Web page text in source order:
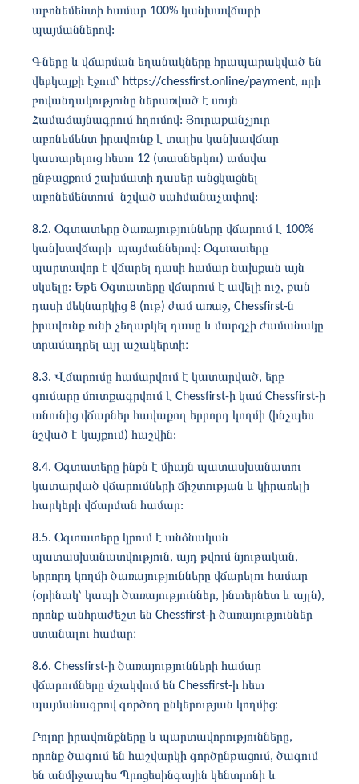
աբոնեմենտի համար 100% կանխավճարի
պայմաններով:
Գները և վճարման եղանակները հրապարակված են
վեբկայքի էջում՝ https://chessfirst.online/payment, որի
բովանդակությունը ներառված է սույն
Համաձայնագրում հղումով: Յուրաքանչյուր
աբոնեմենտ իրավունք է տալիս կանխավճար
կատարելուց հետո 12 (տասներկու) ամսվա
ընթացքում շախմատի դասեր անցկացնել
աբոնեմենտում նշված սահմանաչափով:
8.2. Օգտատերը ծառայությունները վճարում է 100%
կանխավճարի պայմաններով: Օգտատերը
պարտավոր է վճարել դասի համար նախքան այն
սկսելը: Եթե ​​Օգտատերը վճարում է ավելի ուշ, քան
դասի մեկնարկից 8 (ութ) ժամ առաջ, Chessfirst-ն
իրավունք ունի չեղարկել դասը և մարզչի ժամանակը
տրամադրել այլ աշակերտի։
8.3. Վճարումը համարվում է կատարված, երբ
գումարը մուտքագրվում է Chessfirst-ի կամ Chessfirst-ի
անունից վճարներ հավաքող երրորդ կողմի (ինչպես
նշված է կայքում) հաշվին:
8.4. Օգտատերը ինքն է միայն պատասխանատու
կատարված վճարումների ճիշտության և կիրառելի
հարկերի վճարման համար:
8.5. Օգտատերը կրում է անձնական
պատասխանատվություն, այդ թվում նյութական,
երրորդ կողմի ծառայությունները վճարելու համար
(օրինակ՝ կապի ծառայություններ, ինտերնետ և այլն),
որոնք անհրաժեշտ են Chessfirst-ի ծառայություններ
ստանալու համար։
8.6. Chessfirst-ի ծառայությունների համար
վճարումները մշակվում են Chessfirst-ի հետ
պայմանագրով գործող ընկերության կողմից։
Բոլոր իրավունքները և պարտավորությունները,
որոնք ծագում են հաշվարկի գործընթացում, ծագում
են անմիջապես Պրոցեսինգային կենտրոնի և